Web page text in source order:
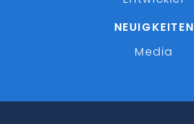
NEUIGKEITEN
Media